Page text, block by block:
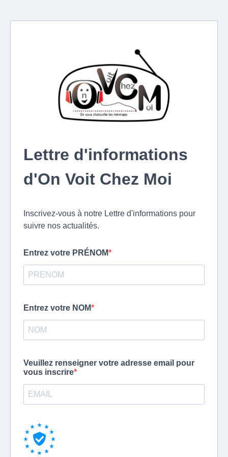
Lettre d'informations
d'On Voit Chez Moi
Inscrivez-vous à notre Lettre d'informations pour
suivre nos actualités.
Entrez votre PRÉNOM
Entrez votre NOM
Veuillez renseigner votre adresse email pour
vous inscrire